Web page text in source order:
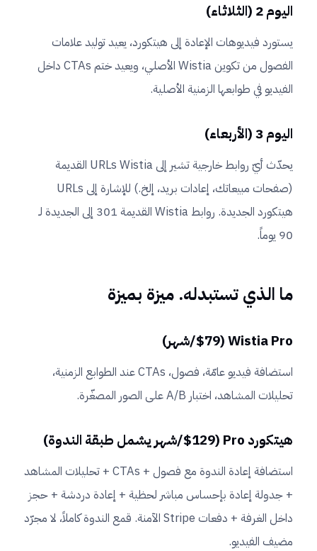
اليوم 2 (الثلاثاء)
يستورد فيديوهات الإعادة إلى هيتكورد، يعيد توليد علامات
الفصول من تكوين Wistia الأصلي، ويعيد ختم CTAs داخل
الفيديو في طوابعها الزمنية الأصلية.
اليوم 3 (الأربعاء)
يحدّث أيّ روابط خارجية تشير إلى URLs Wistia القديمة
(صفحات مبيعاتك، إعادات بريد، إلخ.) للإشارة إلى URLs
هيتكورد الجديدة. روابط Wistia القديمة 301 إلى الجديدة لـ
90 يوماً.
ما الذي تستبدله. ميزة بميزة
Wistia Pro ($79/شهر)
استضافة فيديو عامّة، فصول، CTAs عند الطوابع الزمنية،
تحليلات المشاهد، اختبار A/B على الصور المصغّرة.
هيتكورد Pro ($129/شهر يشمل طبقة الندوة)
استضافة إعادة الندوة مع فصول + CTAs + تحليلات المشاهد
+ جدولة إعادة بإحساس مباشر لحظية + إعادة دردشة + حجز
داخل الغرفة + دفعات Stripe الآمنة. قمع الندوة كاملاً، لا مجرّد
مضيف الفيديو.